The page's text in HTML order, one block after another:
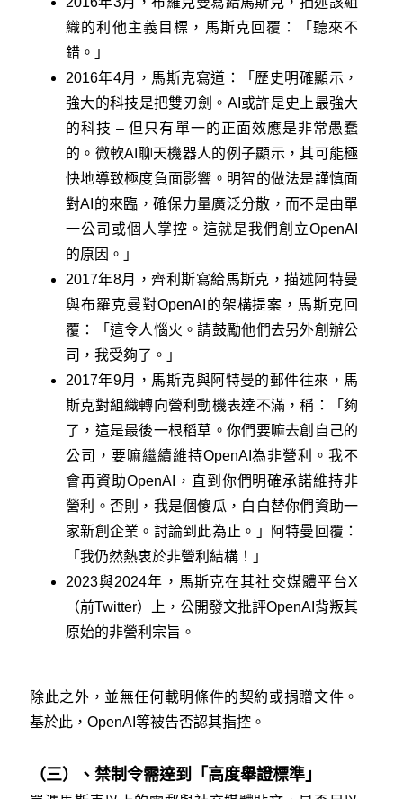
織的利他主義目標，馬斯克回覆：「聽來不
錯。」
2016年4月，馬斯克寫道：「歷史明確顯示，
強大的科技是把雙刃劍。AI或許是史上最強大
的科技 – 但只有單一的正面效應是非常愚蠢
的。微軟AI聊天機器人的例子顯示，其可能極
快地導致極度負面影響。明智的做法是謹慎面
對AI的來臨，確保力量廣泛分散，而不是由單
一公司或個人掌控。這就是我們創立OpenAI
的原因。」
2017年8月，齊利斯寫給馬斯克，描述阿特曼
與布羅克曼對OpenAI的架構提案，馬斯克回
覆：「這令人惱火。請鼓勵他們去另外創辦公
司，我受夠了。」
2017年9月，馬斯克與阿特曼的郵件往來，馬
斯克對組織轉向營利動機表達不滿，稱：「夠
了，這是最後一根稻草。你們要嘛去創自己的
公司，要嘛繼續維持OpenAI為非營利。我不
會再資助OpenAI，直到你們明確承諾維持非
營利。否則，我是個傻瓜，白白替你們資助一
家新創企業。討論到此為止。」阿特曼回覆：
「我仍然熱衷於非營利結構！」
2023與2024年，馬斯克在其社交媒體平台X
（前Twitter）上，公開發文批評OpenAI背叛其
原始的非營利宗旨。
除此之外，並無任何載明條件的契約或捐贈文件。
基於此，OpenAI等被告否認其指控。
（三）、禁制令需達到「高度舉證標準」